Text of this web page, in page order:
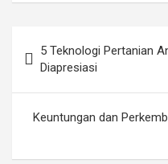
navigation
5 Teknologi Pertanian
Diapresiasi
Keuntungan dan